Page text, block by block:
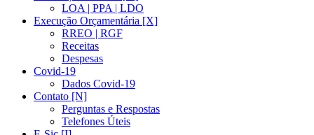
LOA | PPA | LDO
Execução Orçamentária [X]
RREO | RGF
Receitas
Despesas
Covid-19
Dados Covid-19
Contato [N]
Perguntas e Respostas
Telefones Úteis